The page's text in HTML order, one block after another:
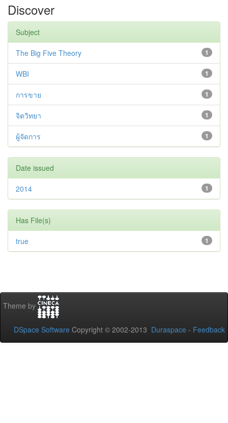
Discover
Subject
1
The Big Five Theory
1
WBI
1
การขาย
1
จิตวิทยา
1
ผู้จัดการ
Date issued
1
2014
Has File(s)
1
true
Theme by
DSpace Software Copyright © 2002-2013 Duraspace - Feedback